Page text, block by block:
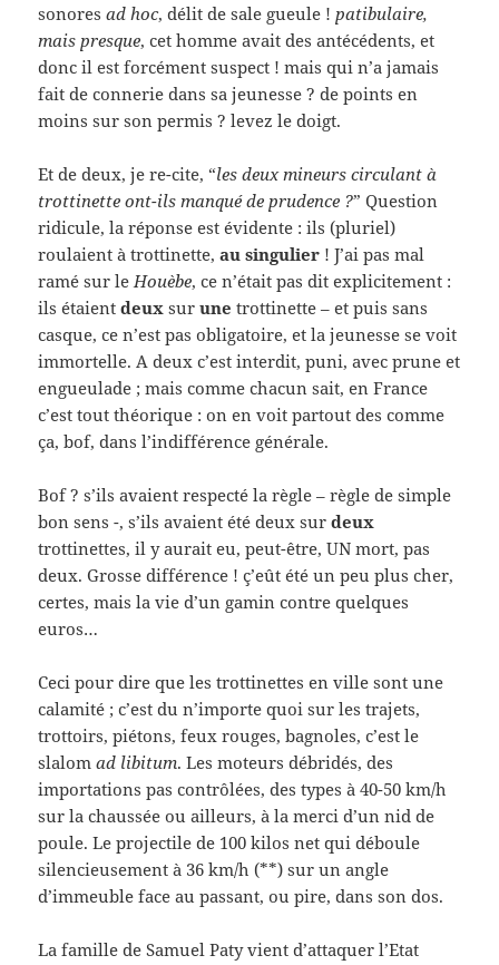
sonoresad hoc, délit de sale gueule !patibulaire,
mais presque, cet homme avait des antécédents, et
donc il est forcément suspect ! mais qui n’a jamais
fait de connerie dans sa jeunesse ? de points en
moins sur son permis ? levez le doigt.
Et de deux, je re-cite, “les deux mineurs circulant à
trottinette ont-ils manqué de prudence ?” Question
ridicule, la réponse est évidente : ils (pluriel)
roulaient à trottinette,au singulier ! J’ai pas mal
ramé sur leHouèbe, ce n’était pas dit explicitement :
ils étaientdeuxsurunetrottinette – et puis sans
casque, ce n’est pas obligatoire, et la jeunesse se voit
immortelle. A deux c’est interdit, puni, avec prune et
engueulade ; mais comme chacun sait, en France
c’est tout théorique : on en voit partout des comme
ça, bof, dans l’indifférence générale.
Bof ? s’ils avaient respecté la règle – règle de simple
bon sens -, s’ils avaient été deux surdeux
trottinettes, il y aurait eu, peut-être, UN mort, pas
deux. Grosse différence ! ç’eût été un peu plus cher,
certes, mais la vie d’un gamin contre quelques
euros…
Ceci pour dire que les trottinettes en ville sont une
calamité ; c’est du n’importe quoi sur les trajets,
trottoirs, piétons, feux rouges, bagnoles, c’est le
slalomad libitum. Les moteurs débridés, des
importations pas contrôlées, des types à 40-50 km/h
sur la chaussée ou ailleurs, à la merci d’un nid de
poule. Le projectile de 100 kilos net qui déboule
silencieusement à 36 km/h (**) sur un angle
d’immeuble face au passant, ou pire, dans son dos.
La famille de Samuel Paty vient d’attaquer l’Etat